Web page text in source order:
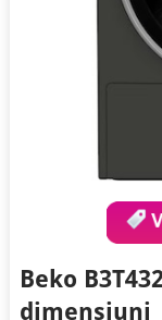
Beko
dimensiuni